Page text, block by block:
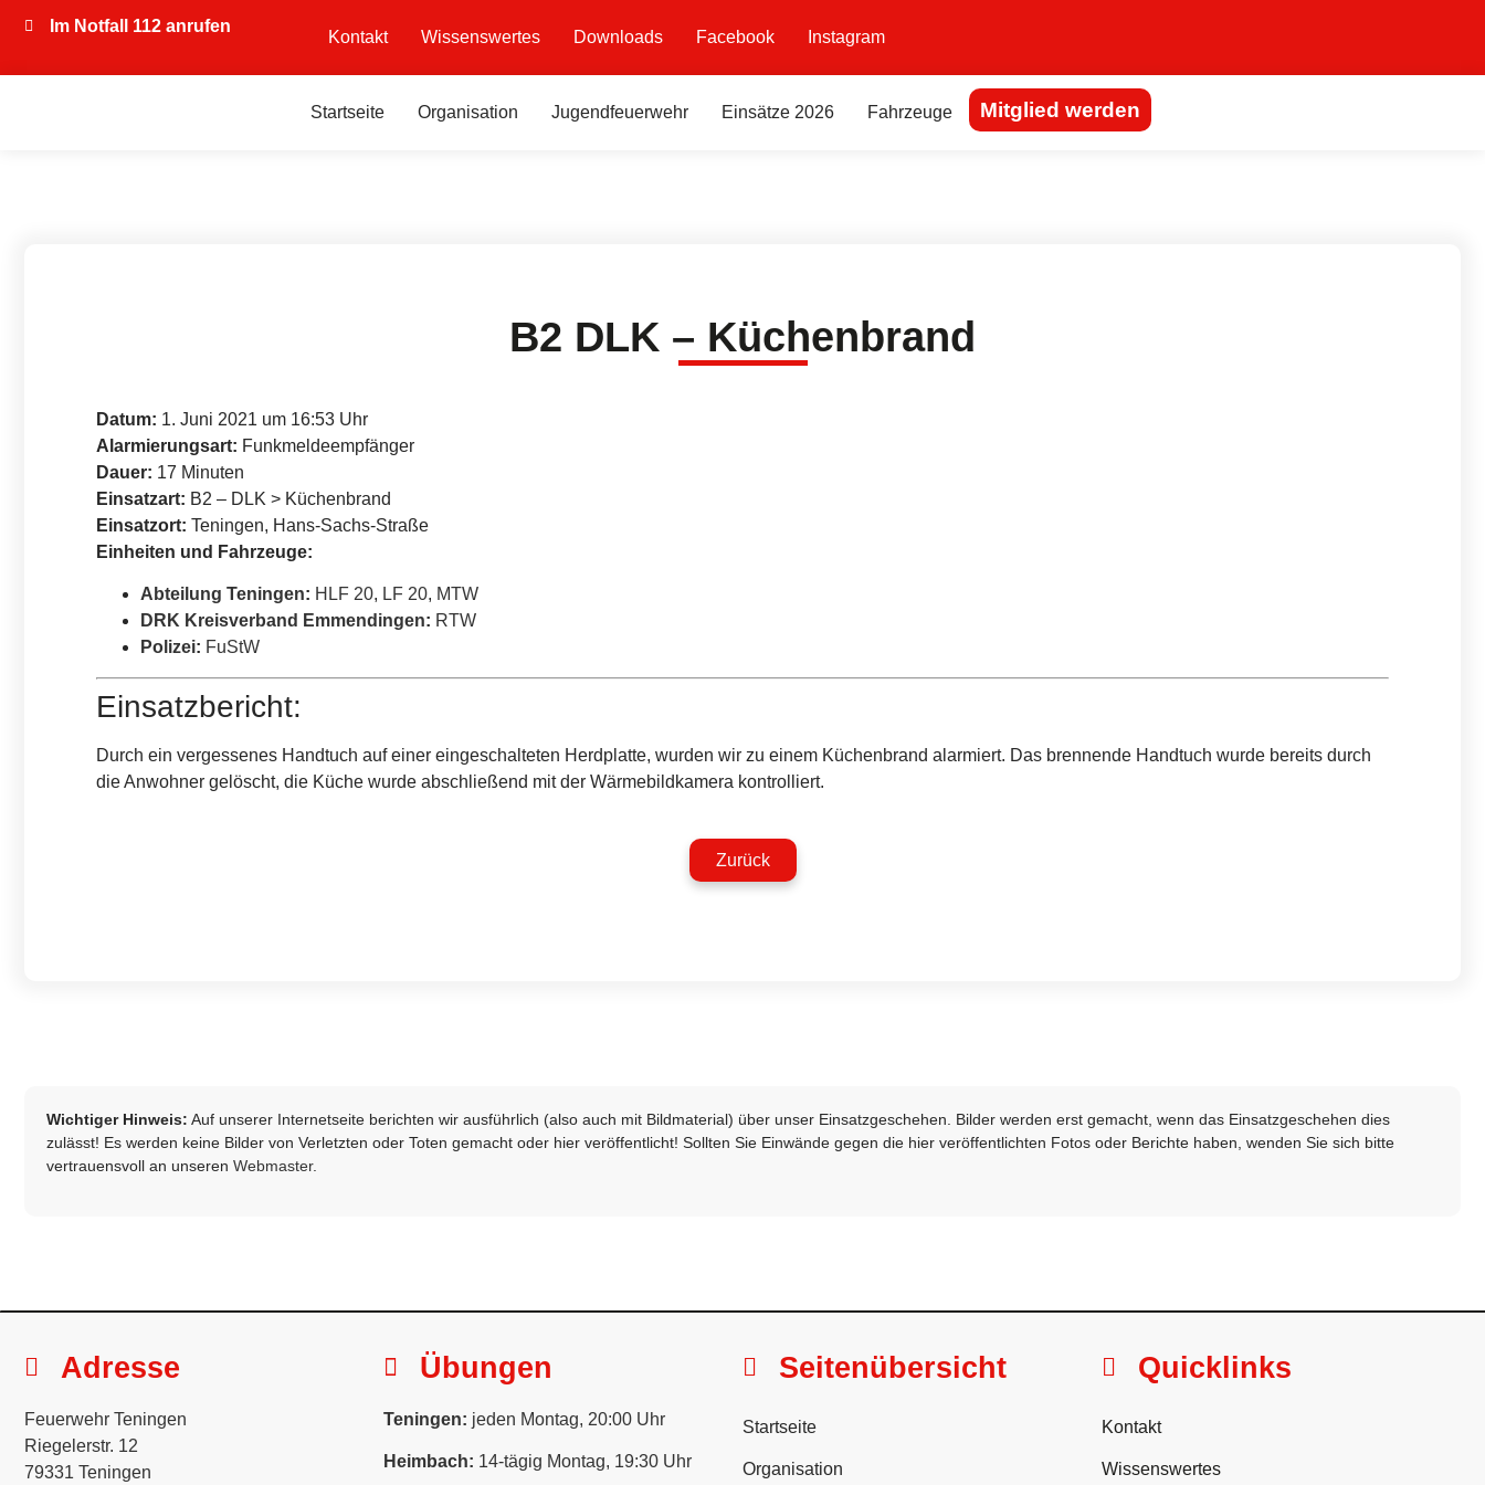
Im Notfall 112 anrufen
Kontakt Wissenswertes Downloads Facebook Instagram
Startseite Organisation Jugendfeuerwehr Einsätze 2026 Fahrzeuge Mitglied werden
B2 DLK – Küchenbrand
Datum: 1. Juni 2021 um 16:53 Uhr
Alarmierungsart: Funkmeldeempfänger
Dauer: 17 Minuten
Einsatzart: B2 – DLK > Küchenbrand
Einsatzort: Teningen, Hans-Sachs-Straße
Einheiten und Fahrzeuge:
Abteilung Teningen: HLF 20, LF 20, MTW
DRK Kreisverband Emmendingen: RTW
Polizei: FuStW
Einsatzbericht:
Durch ein vergessenes Handtuch auf einer eingeschalteten Herdplatte, wurden wir zu einem Küchenbrand alarmiert. Das brennende Handtuch wurde bereits durch
die Anwohner gelöscht, die Küche wurde abschließend mit der Wärmebildkamera kontrolliert.
Zurück
Wichtiger Hinweis: Auf unserer Internetseite berichten wir ausführlich (also auch mit Bildmaterial) über unser Einsatzgeschehen. Bilder werden erst gemacht, wenn das Einsatzgeschehen dies
zulässt! Es werden keine Bilder von Verletzten oder Toten gemacht oder hier veröffentlicht! Sollten Sie Einwände gegen die hier veröffentlichten Fotos oder Berichte haben, wenden Sie sich bitte
vertrauensvoll an unseren Webmaster.
Adresse
Feuerwehr Teningen
Riegelerstr. 12
79331 Teningen
Übungen
Teningen: jeden Montag, 20:00 Uhr
Heimbach: 14-tägig Montag, 19:30 Uhr
Seitenübersicht
Startseite
Organisation
Quicklinks
Kontakt
Wissenswertes